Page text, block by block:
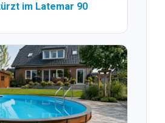
im Latemar 90